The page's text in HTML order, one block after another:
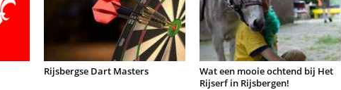
Rijsbergse Dart Masters
Wat een mooie ochtend bij Het
Rijserf in Rijsbergen!